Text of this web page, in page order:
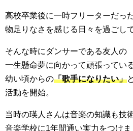
高校卒業後に一時フリーターだっ
物足りなさを感じる日々を過ごし
そんな時にダンサーである友人の
一生懸命夢に向かって頑張ってい
幼い頃からの「歌手になりたい」
活動を開始。
当時の瑛人さんは音楽の知識も技
音楽学校に1年間通い実力をつけま